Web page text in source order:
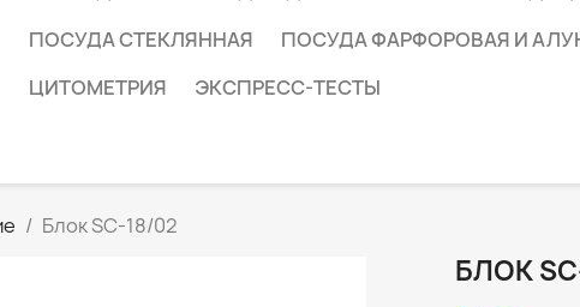
ПОСУДА СТЕКЛЯННАЯ
ПОСУДА ФАРФОРОВАЯ И
ЦИТОМЕТРИЯ
ЭКСПРЕСС-ТЕСТЫ
Блок SC-18/02
БЛОК